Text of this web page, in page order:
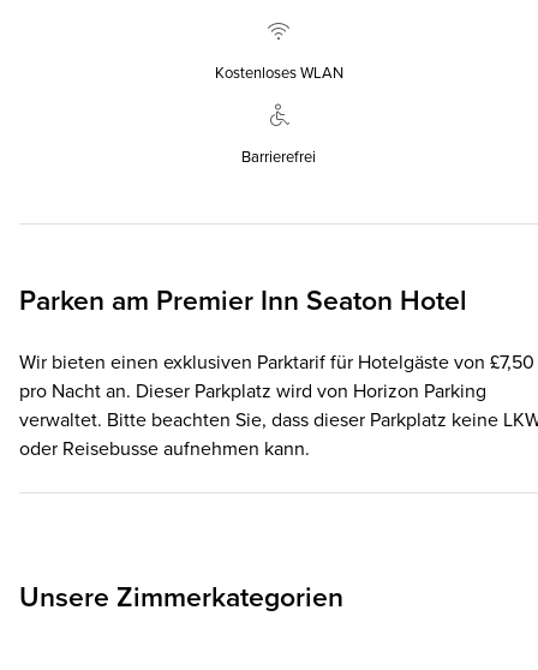
Kostenloses WLAN
Barrierefrei
Parken am Premier Inn Seaton Hotel
Wir bieten einen exklusiven Parktarif für Hotelgäste von £7,50
pro Nacht an. Dieser Parkplatz wird von Horizon Parking
verwaltet. Bitte beachten Sie, dass dieser Parkplatz keine
oder Reisebusse aufnehmen kann.
Unsere Zimmerkategorien